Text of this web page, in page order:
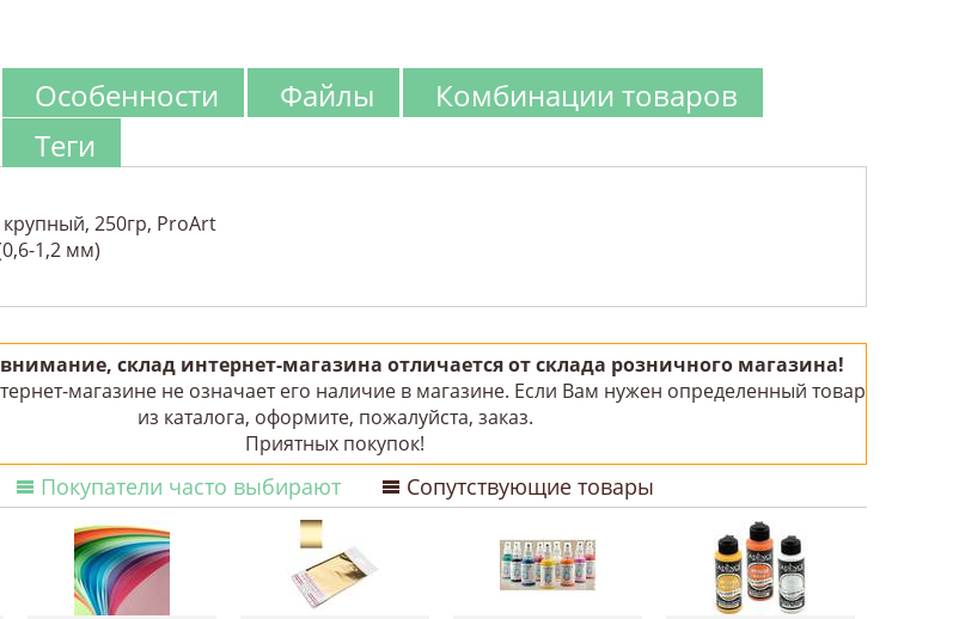
Особенности Файлы
Комбинации товаров
Теги
250гр, ProArt
1,2 мм)
склад интернет-магазина отличается от склада розничного магазина!
магазине не означает его наличие в магазине. Если Вам нужен определенный товар
из каталога, оформите, пожалуйста, заказ.
Приятных покупок!
Покупатели часто выбирают Сопутствующие товары